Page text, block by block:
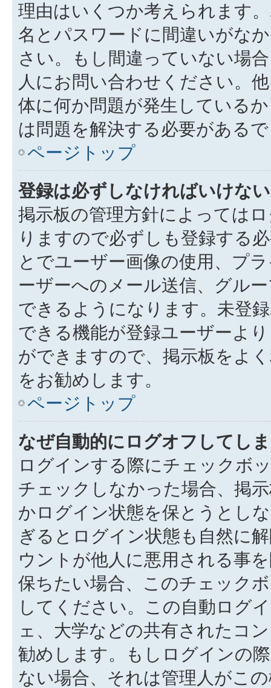
理由はいくつか考えられます
名とパスワードに間違いがな
さい。もし間違っていない場
人にお問い合わせください。
体に何か問題が発生している
は問題を解決する必要がある
ページトップ
登録は必ずしなければいけな
掲示板の管理方針によっては
りますので必ずしも登録する
とでユーザー画像の使用、プ
ーザーへのメール送信、グル
できるようになります。未登
できる機能が登録ユーザーよ
ができますので、掲示板をよ
をお勧めします。
ページトップ
なぜ自動的にログオフしてし
ログインする際にチェックボ
チェックしなかった場合、掲
かログイン状態を保とうとし
ぎるとログイン状態も自然に
ウントが他人に悪用される事
保ちたい場合、このチェック
してください。この自動ログ
ェ、大学などの共有されたコ
勧めします。もしログインの
ない場合、それは管理人がこ